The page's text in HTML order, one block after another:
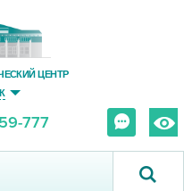
ЦЕНТР
777